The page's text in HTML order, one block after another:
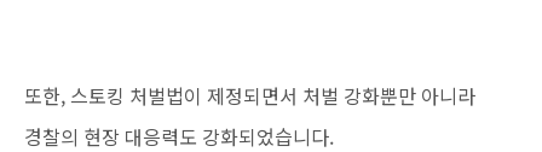
또한, 스토킹 처벌법이 제정되면서 처벌 강화뿐만 아니라
경찰의 현장 대응력도 강화되었습니다.